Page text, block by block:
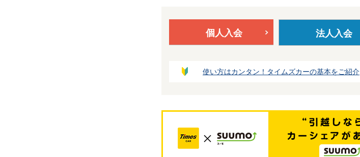
個人入会 法人入会
使い方はカンタン！タイムズカーの基本をご紹介